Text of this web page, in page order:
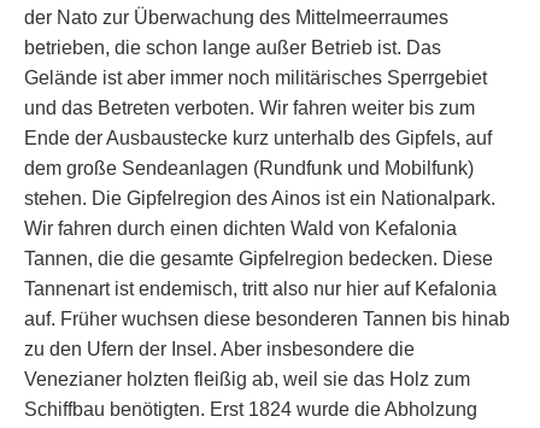
der Nato zur Überwachung des Mittelmeerraumes
betrieben, die schon lange außer Betrieb ist. Das
Gelände ist aber immer noch militärisches Sperrgebiet
und das Betreten verboten. Wir fahren weiter bis zum
Ende der Ausbaustecke kurz unterhalb des Gipfels, auf
dem große Sendeanlagen (Rundfunk und Mobilfunk)
stehen. Die Gipfelregion des Ainos ist ein Nationalpark.
Wir fahren durch einen dichten Wald von Kefalonia
Tannen, die die gesamte Gipfelregion bedecken. Diese
Tannenart ist endemisch, tritt also nur hier auf Kefalonia
auf. Früher wuchsen diese besonderen Tannen bis hinab
zu den Ufern der Insel. Aber insbesondere die
Venezianer holzten fleißig ab, weil sie das Holz zum
Schiffbau benötigten. Erst 1824 wurde die Abholzung